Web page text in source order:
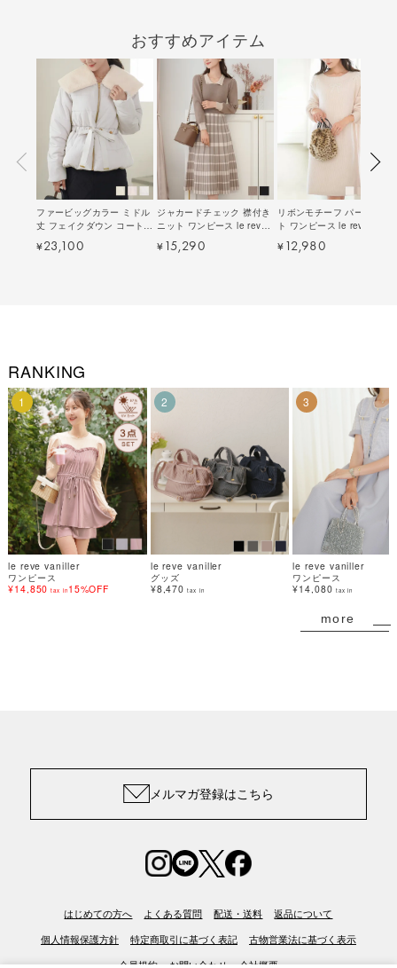
おすすめアイテム
ファービッグカラー ミドル
丈 フェイクダウン コート
le reve vaniller 全3色｜
lvn141-1860【2】
¥23,100
ジャカードチェック 襟付き
ニット ワンピース le reve
vaniller 全2色｜lvn341-
1857【1】
¥ 15,290
リボンモチーフ パール ニッ
ト ワンピース le reve
vaniller 全4色｜lvn341-
1788【4】
¥ 12,980
RANKING
1
le reve vaniller
ワンピース
¥14,850 tax in 15%OFF
2
le reve vaniller
グッズ
¥8,470 tax in
3
le reve vaniller
ワンピース
¥14,080 tax in
more
メルマガ登録はこちら
はじめての方へ よくある質問 配送・送料 返品について
個人情報保護方針 特定商取引に基づく表記 古物営業法に基づく表示
会員規約 お問い合わせ 会社概要